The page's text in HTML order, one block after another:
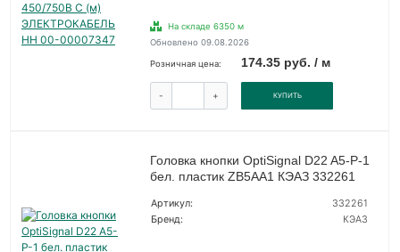
На складе 6350 м
Обновлено 09.08.2026
Розничная цена: 174.35 руб. / м
- + КУПИТЬ
Головка кнопки OptiSignal D22 A5-P-1
бел. пластик ZB5AA1 КЭАЗ 332261
Артикул:
332261
Бренд:
КЭАЗ